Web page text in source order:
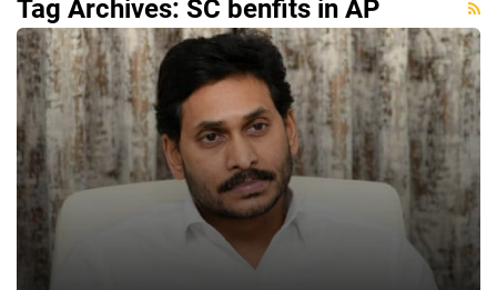
Tag Archives: SC benfits in AP